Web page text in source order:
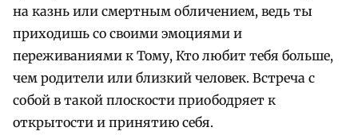
на казнь или смертным обличением, ведь ты
приходишь со своими эмоциями и
переживаниями к Тому, Кто любит тебя больше,
чем родители или близкий человек. Встреча с
собой в такой плоскости приободряет к
открытости и принятию себя.